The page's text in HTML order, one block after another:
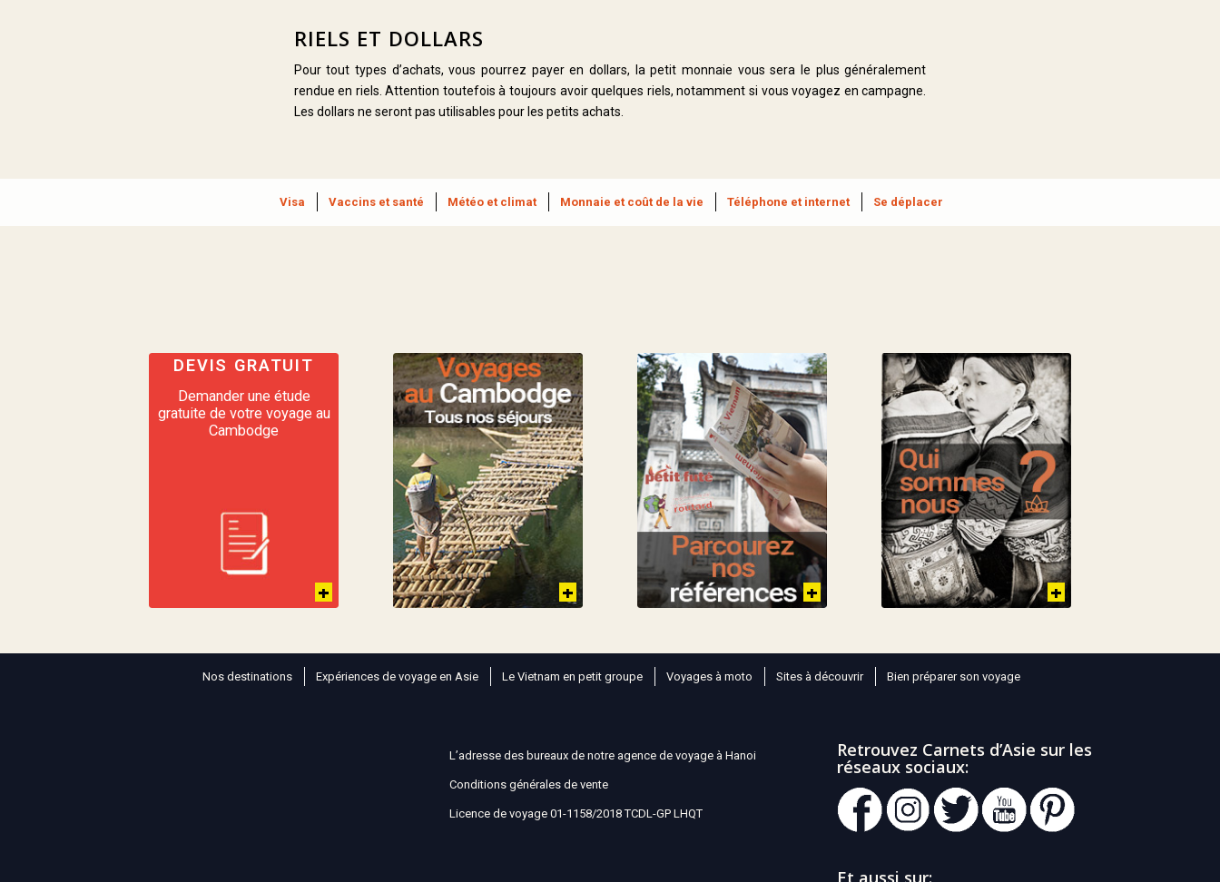
RIELS ET DOLLARS
Pour tout types d’achats, vous pourrez payer en dollars, la petit monnaie vous sera le plus généralement
rendue en riels. Attention toutefois à toujours avoir quelques riels, notamment si vous voyagez en campagne.
Les dollars ne seront pas utilisables pour les petits achats.
Visa Vaccins et santé Météo et climat Monnaie et coût de la vie Téléphone et internet Se déplacer
DEVIS GRATUIT
Demander une étude
gratuite de votre voyage au
Cambodge
Nos destinations Expériences de voyage en Asie Le Vietnam en petit groupe Voyages à moto Sites à découvrir Bien préparer son voyage
L’adresse des bureaux de notre agence de voyage à Hanoi
Conditions générales de vente
Licence de voyage 01-1158/2018 TCDL-GP LHQT
Retrouvez Carnets d’Asie sur les
réseaux sociaux:
Et aussi sur: